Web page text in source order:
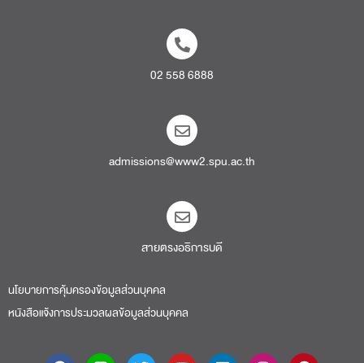
02 558 6888
admissions@www2.spu.ac.th
สายตรงอธิการบดี​
นโยบายการคุ้มครองข้อมูลส่วนบุคคล
หนังสือแจ้งการประมวลผลข้อมูลส่วนบุคคล